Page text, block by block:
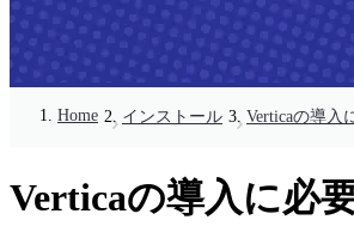
Home インストール Verticaの導入
Verticaの導入に必